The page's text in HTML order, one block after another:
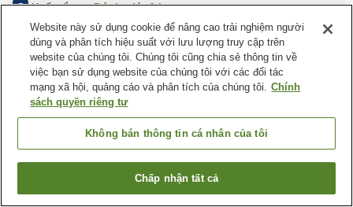
5 Xuất sắc Đánh giá:6lượt
Tiện nghi chỗ nghỉ
Bãi đỗ xe
Phòng Phơi Thiết Bị Trượt
Tuyết
Giao Hàng Tận Nhà
Trang chủ Nhật Bản Tỉnh Yamagata
Thành phố Yamagata
Tìm phòng trống
Website này sử dụng cookie để nâng cao trải nghiệm người
dùng và phân tích hiệu suất với lưu lượng truy cập trên
website của chúng tôi. Chúng tôi cũng chia sẻ thông tin về
việc bạn sử dụng website của chúng tôi với các đối tác
mạng xã hội, quảng cáo và phân tích của chúng tôi. Chính
sách quyền riêng tư
Không bán thông tin cá nhân của tôi
Chấp nhận tất cả